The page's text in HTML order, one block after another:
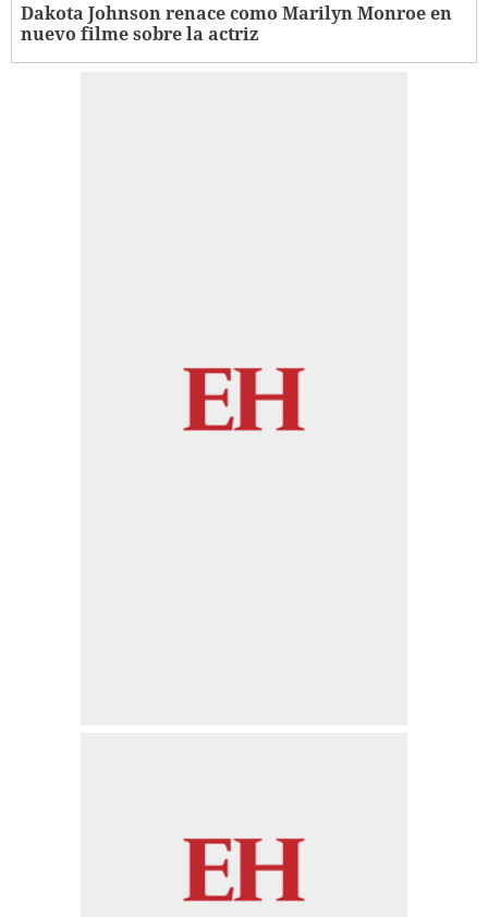
Dakota Johnson renace como Marilyn Monroe en
nuevo filme sobre la actriz